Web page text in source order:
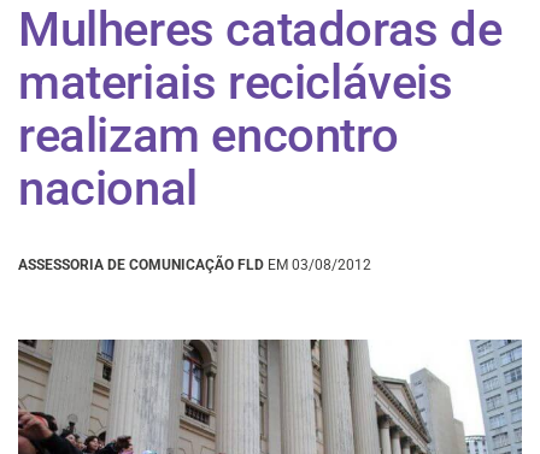
Mulheres catadoras de
materiais recicláveis
realizam encontro
nacional
ASSESSORIA DE COMUNICAÇÃO FLD EM 03/08/2012